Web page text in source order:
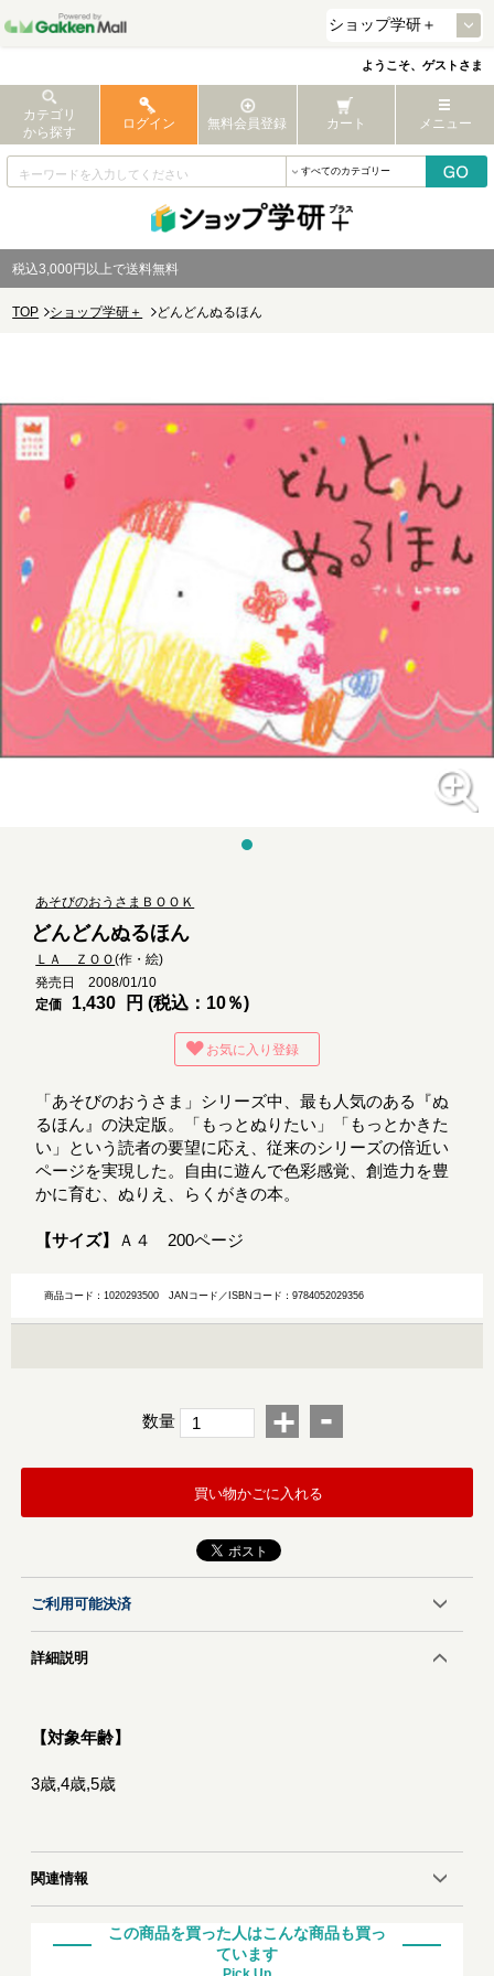
ようこそ、ゲストさま
カテゴリ
から探す
ログイン 無料会員登録 カート メニュー
税込3,000円以上で送料無料
TOP ショップ学研＋ どんどんぬるほん
あそびのおうさまＢＯＯＫ
どんどんぬるほん
ＬＡ ＺＯＯ(作・絵)
発売日 2008/01/10
定価
1,430 円 (税込：10％)
お気に入り登録
「あそびのおうさま」シリーズ中、最も人気のある『ぬ
るほん』の決定版。「もっとぬりたい」「もっとかきた
い」という読者の要望に応え、従来のシリーズの倍近い
ページを実現した。自由に遊んで色彩感覚、創造力を豊
かに育む、ぬりえ、らくがきの本。
【サイズ】 Ａ４ 200ページ
商品コード：1020293500JANコード／ISBNコード：9784052029356
数量 + -
買い物かごに入れる
ご利用可能決済
詳細説明
【対象年齢】
3歳,4歳,5歳
関連情報
この商品を買った人はこんな商品も買っ
ています